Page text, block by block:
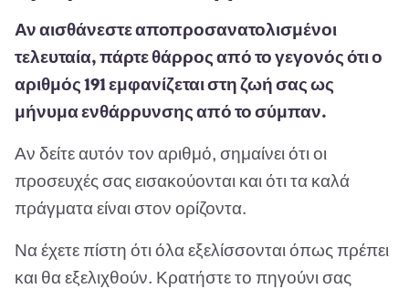
Αν αισθάνεστε αποπροσανατολισμένοι
τελευταία, πάρτε θάρρος από το γεγονός ότι ο
αριθμός 191 εμφανίζεται στη ζωή σας ως
μήνυμα ενθάρρυνσης από το σύμπαν.
Αν δείτε αυτόν τον αριθμό, σημαίνει ότι οι
προσευχές σας εισακούονται και ότι τα καλά
πράγματα είναι στον ορίζοντα.
Να έχετε πίστη ότι όλα εξελίσσονται όπως πρέπει
και θα εξελιχθούν. Κρατήστε το πηγούνι σας